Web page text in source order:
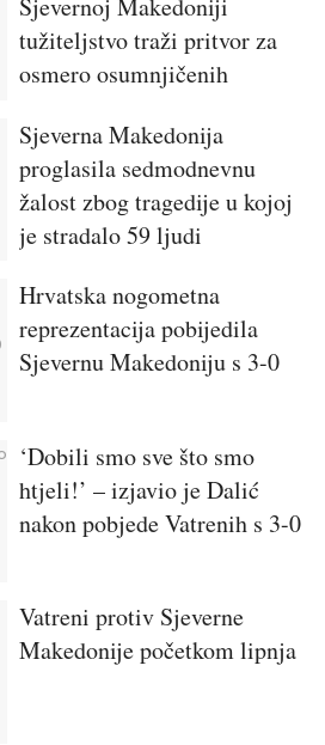
Sjevernoj Makedoniji
tužiteljstvo traži pritvor za
osmero osumnjičenih
Sjeverna Makedonija
proglasila sedmodnevnu
žalost zbog tragedije u kojoj
je stradalo 59 ljudi
Hrvatska nogometna
reprezentacija pobijedila
Sjevernu Makedoniju s 3-0
‘Dobili smo sve što smo
htjeli!’ – izjavio je Dalić
nakon pobjede Vatrenih s 3-0
Vatreni protiv Sjeverne
Makedonije početkom lipnja